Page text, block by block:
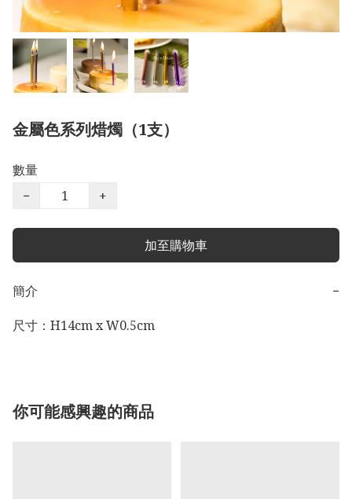
金屬色系列焟燭（1支）
數量
−
+
加至購物車
簡介
−
尺寸：H14cm x W0.5cm
你可能感興趣的商品